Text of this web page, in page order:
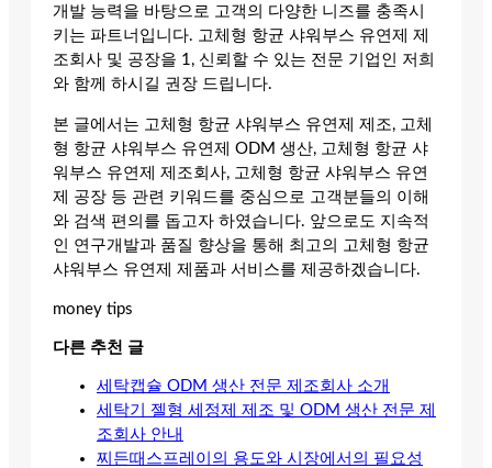
개발 능력을 바탕으로 고객의 다양한 니즈를 충족시
키는 파트너입니다. 고체형 항균 샤워부스 유연제 제
조회사 및 공장을 1, 신뢰할 수 있는 전문 기업인 저희
와 함께 하시길 권장 드립니다.
본 글에서는 고체형 항균 샤워부스 유연제 제조, 고체
형 항균 샤워부스 유연제 ODM 생산, 고체형 항균 샤
워부스 유연제 제조회사, 고체형 항균 샤워부스 유연
제 공장 등 관련 키워드를 중심으로 고객분들의 이해
와 검색 편의를 돕고자 하였습니다. 앞으로도 지속적
인 연구개발과 품질 향상을 통해 최고의 고체형 항균
샤워부스 유연제 제품과 서비스를 제공하겠습니다.
money tips
다른 추천 글
세탁캡슐 ODM 생산 전문 제조회사 소개
세탁기 젤형 세정제 제조 및 ODM 생산 전문 제
조회사 안내
찌든때스프레이의 용도와 시장에서의 필요성